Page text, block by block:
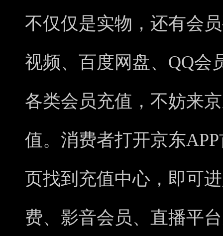
不仅仅是实物，还有会
视频、百度网盘、QQ会
各类会员充值，不妨来
值。消费者打开京东
页找到充值中心，即可
费、影音会员、直播平